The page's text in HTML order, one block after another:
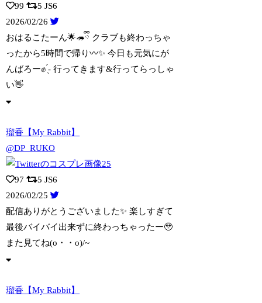
99 5 JS6
2026/02/26
おはるこたーん🌟🦔ྀི クラブも終わっちゃ
ったから5時間で帰り〰️✨️ 今日も元気にが
んばろー✊ ̖́- 行ってきます&行ってらっしゃ
い👋
瑠香【My Rabbit】
@DP_RUKO
97 5 JS6
2026/02/25
配信ありがとうございました✨️ 楽しすぎて
最後バイバイ出来ずに終わっちゃったー🥹
また見てね(o・・o)/~
瑠香【My Rabbit】